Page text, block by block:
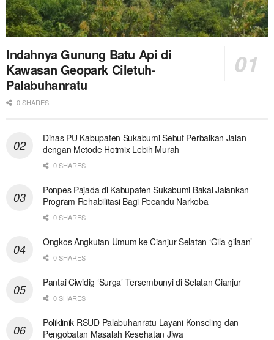
Indahnya Gunung Batu Api di
Kawasan Geopark Ciletuh-
Palabuhanratu
0 SHARES
Dinas PU Kabupaten Sukabumi Sebut Perbaikan Jalan
dengan Metode Hotmix Lebih Murah
0 SHARES
Ponpes Pajada di Kabupaten Sukabumi Bakal Jalankan
Program Rehabilitasi Bagi Pecandu Narkoba
0 SHARES
Ongkos Angkutan Umum ke Cianjur Selatan ‘Gila-gilaan’
0 SHARES
Pantai Ciwidig ‘Surga’ Tersembunyi di Selatan Cianjur
0 SHARES
Poliklinik RSUD Palabuhanratu Layani Konseling dan
Pengobatan Masalah Kesehatan Jiwa